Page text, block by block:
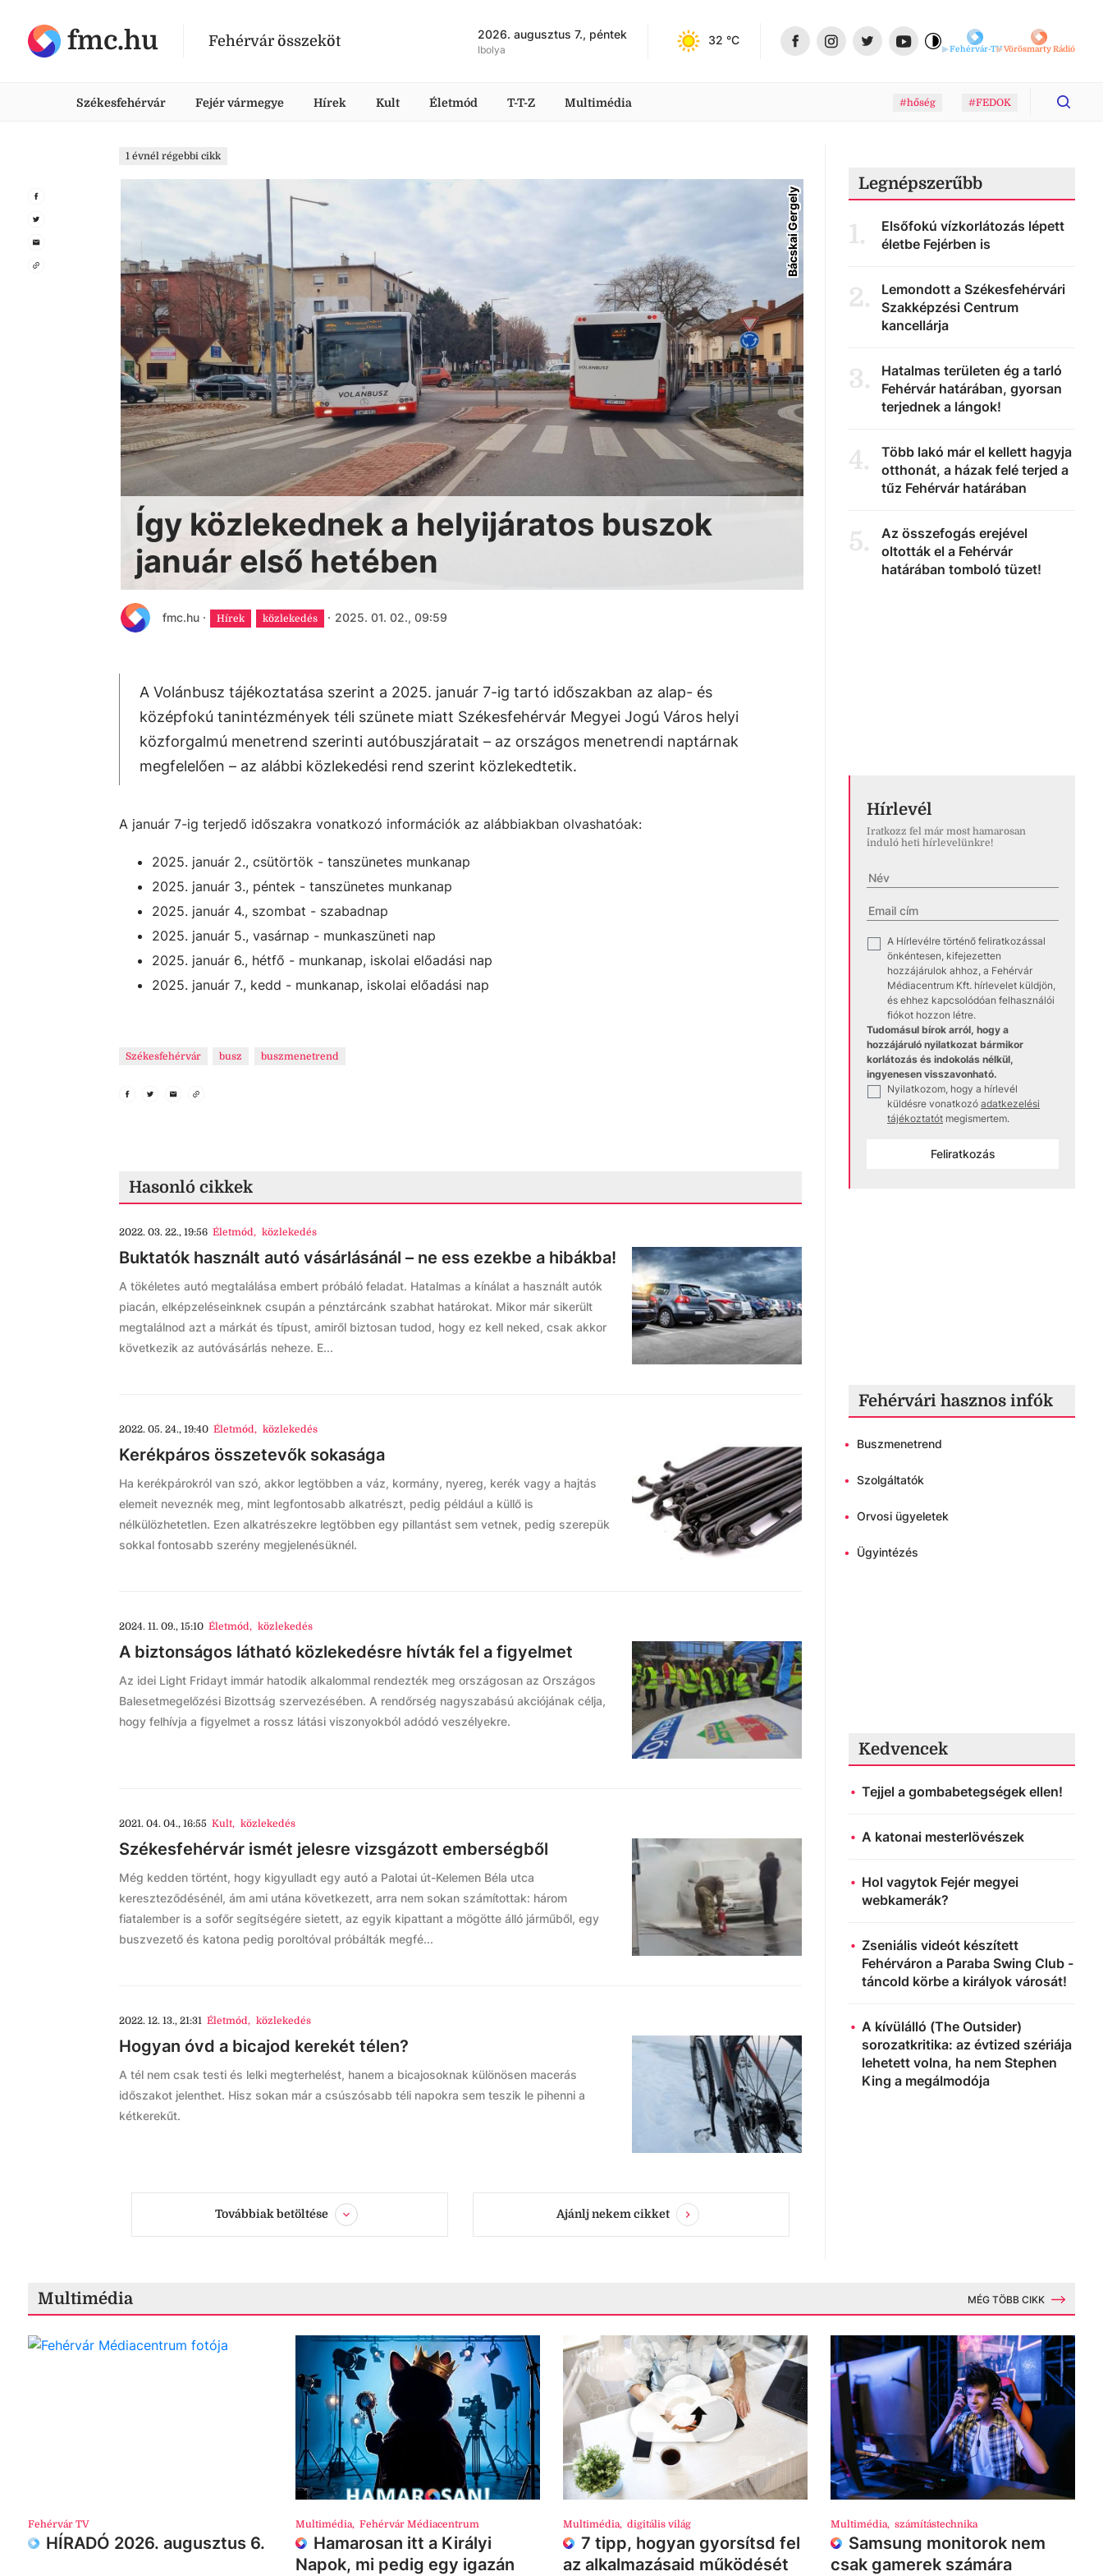
fmc.hu Fehérvár összeköt 2026. augusztus 7., péntek
Ibolya
32 °C
Fehérvár-TVVörösmarty Rádió
Székesfehérvár Fejér vármegye Hírek Kult Életmód T-T-Z Multimédia #hőség #FEDOK
1 évnél régebbi cikk
Bácskai Gergely
Így közlekednek a helyijáratos buszok
január első hetében
fmc.hu · Hírek közlekedés · 2025. 01. 02., 09:59
A Volánbusz tájékoztatása szerint a 2025. január 7-ig tartó időszakban az alap- és
középfokú tanintézmények téli szünete miatt Székesfehérvár Megyei Jogú Város helyi
közforgalmú menetrend szerinti autóbuszjáratait – az országos menetrendi naptárnak
megfelelően – az alábbi közlekedési rend szerint közlekedtetik.
A január 7-ig terjedő időszakra vonatkozó információk az alábbiakban olvashatóak:
2025. január 2., csütörtök - tanszünetes munkanap
2025. január 3., péntek - tanszünetes munkanap
2025. január 4., szombat - szabadnap
2025. január 5., vasárnap - munkaszüneti nap
2025. január 6., hétfő - munkanap, iskolai előadási nap
2025. január 7., kedd - munkanap, iskolai előadási nap
Székesfehérvár busz buszmenetrend
Hasonló cikkek
2022. 03. 22., 19:56 Életmód, közlekedés
Buktatók használt autó vásárlásánál – ne ess ezekbe a hibákba!
A tökéletes autó megtalálása embert próbáló feladat. Hatalmas a kínálat a használt autók
piacán, elképzeléseinknek csupán a pénztárcánk szabhat határokat. Mikor már sikerült
megtalálnod azt a márkát és típust, amiről biztosan tudod, hogy ez kell neked, csak akkor
következik az autóvásárlás neheze. E...
2022. 05. 24., 19:40 Életmód, közlekedés
Kerékpáros összetevők sokasága
Ha kerékpárokról van szó, akkor legtöbben a váz, kormány, nyereg, kerék vagy a hajtás
elemeit neveznék meg, mint legfontosabb alkatrészt, pedig például a küllő is
nélkülözhetetlen. Ezen alkatrészekre legtöbben egy pillantást sem vetnek, pedig szerepük
sokkal fontosabb szerény megjelenésüknél.
2024. 11. 09., 15:10 Életmód, közlekedés
A biztonságos látható közlekedésre hívták fel a figyelmet
Az idei Light Fridayt immár hatodik alkalommal rendezték meg országosan az Országos
Balesetmegelőzési Bizottság szervezésében. A rendőrség nagyszabású akciójának célja,
hogy felhívja a figyelmet a rossz látási viszonyokból adódó veszélyekre.
2021. 04. 04., 16:55 Kult, közlekedés
Székesfehérvár ismét jelesre vizsgázott emberségből
Még kedden történt, hogy kigyulladt egy autó a Palotai út-Kelemen Béla utca
kereszteződésénél, ám ami utána következett, arra nem sokan számítottak: három
fiatalember is a sofőr segítségére sietett, az egyik kipattant a mögötte álló járműből, egy
buszvezető és katona pedig poroltóval próbálták megfé...
2022. 12. 13., 21:31 Életmód, közlekedés
Hogyan óvd a bicajod kerekét télen?
A tél nem csak testi és lelki megterhelést, hanem a bicajosoknak különösen macerás
időszakot jelenthet. Hisz sokan már a csúszósabb téli napokra sem teszik le pihenni a
kétkerekűt.
Továbbiak betöltése Ajánlj nekem cikket
Legnépszerűbb
1.
Elsőfokú vízkorlátozás lépett
életbe Fejérben is
2.
Lemondott a Székesfehérvári
Szakképzési Centrum
kancellárja
3.
Hatalmas területen ég a tarló
Fehérvár határában, gyorsan
terjednek a lángok!
4.
Több lakó már el kellett hagyja
otthonát, a házak felé terjed a
tűz Fehérvár határában
5.
Az összefogás erejével
oltották el a Fehérvár
határában tomboló tüzet!
Hírlevél
Iratkozz fel már most hamarosan
induló heti hírlevelünkre!
✓
A Hírlevélre történő feliratkozással
önkéntesen, kifejezetten
hozzájárulok ahhoz, a Fehérvár
Médiacentrum Kft. hírlevelet küldjön,
és ehhez kapcsolódóan felhasználói
fiókot hozzon létre.
Tudomásul bírok arról, hogy a
hozzájáruló nyilatkozat bármikor
korlátozás és indokolás nélkül,
ingyenesen visszavonható.
✓
Nyilatkozom, hogy a hírlevél
küldésre vonatkozó adatkezelési
tájékoztatót megismertem.
Feliratkozás
Fehérvári hasznos infók
• Buszmenetrend
• Szolgáltatók
• Orvosi ügyeletek
• Ügyintézés
Kedvencek
Tejjel a gombabetegségek ellen!
A katonai mesterlövészek
Hol vagytok Fejér megyei
webkamerák?
Zseniális videót készített
Fehérváron a Paraba Swing Club -
táncold körbe a királyok városát!
A kívülálló (The Outsider)
sorozatkritika: az évtized szériája
lehetett volna, ha nem Stephen
King a megálmodója
Multimédia MÉG TÖBB CIKK
Fehérvár TV
HÍRADÓ 2026. augusztus 6.
Multimédia, Fehérvár Médiacentrum
Hamarosan itt a Királyi
Napok, mi pedig egy igazán
Multimédia, digitális világ
7 tipp, hogyan gyorsítsd fel
az alkalmazásaid működését
Multimédia, számítástechnika
Samsung monitorok nem
csak gamerek számára